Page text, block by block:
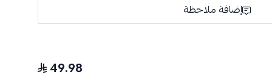
إضافة ملاحظة
49.98